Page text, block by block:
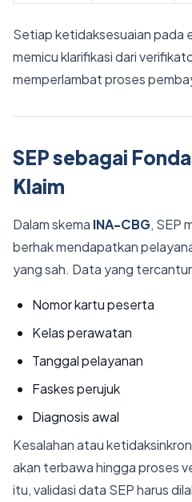
Setiap ketidaksesuaian pada
memicu klarifikasi dari
memperlambat proses
SEP sebagai
Klaim
Dalam skema INA-CBG, SEP
berhak mendapatkan
yang sah. Data yang
Nomor kartu peserta
Kelas perawatan
Tanggal pelayanan
Faskes perujuk
Diagnosis awal
Kesalahan atau
akan terbawa hingga proses
itu, validasi data SEP harus